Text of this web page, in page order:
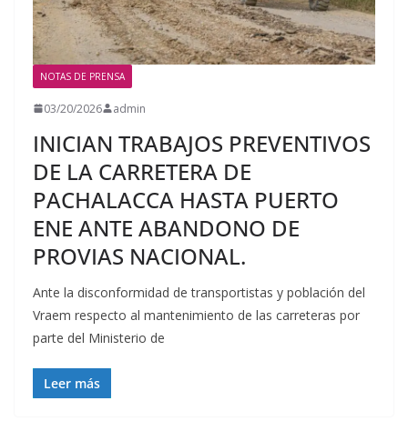
NOTAS DE PRENSA
03/20/2026 admin
INICIAN TRABAJOS PREVENTIVOS
DE LA CARRETERA DE
PACHALACCA HASTA PUERTO
ENE ANTE ABANDONO DE
PROVIAS NACIONAL.
Ante la disconformidad de transportistas y población del
Vraem respecto al mantenimiento de las carreteras por
parte del Ministerio de
Leer más